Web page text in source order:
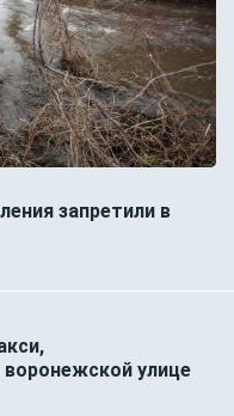
запретили в
улице